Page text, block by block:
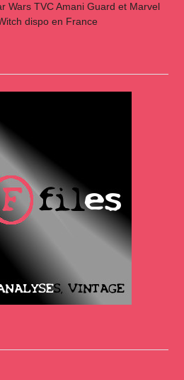
Wars TVC Amani Guard et Marvel
dispo en France